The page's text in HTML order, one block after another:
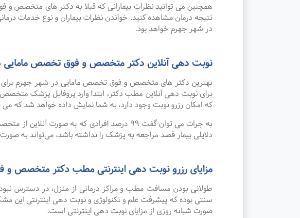
همچنین می توانید نظرات بیمارانی که قبلا به دکتر های متخصص
نتیجه درمان مشاهده کنید. خواندن نظرات بیماران و نوع خدمات
در شهر جهرم خواهد بود.
نوبت دهی آنلاین دکتر متخصص و فوق تخصص
بهترین دکتر های متخصص و فوق تخصص مامایی در شهر جهرم برای
برای نوبت دهی آنلاین مطب دکتر، ابتدا وارد پروفایل پزشک
که امکان رزرو نوبت وجود دارد، به شما نمایش داده خواهد شد که می
به جرات می‌ توان گفت ۹۹ درصد افرادی که به
دلایلی بیمار قصد مراجعه به پزشک را نداشته باشد، می‌تواند به صورت
مزایای رزرو نوبت دهی اینترنتی مطب دکتر متخصص
طولانی بودن مسافت مطب و مراکز درمانی از منزل، در دسترس
صورت شبانه روزی از مزایای نوبت دهی اینترنتی است.